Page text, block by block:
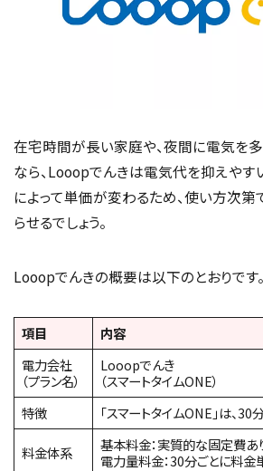
在宅時間が長い家庭や、夜間に電気を
なら、Looopでんきは電気代を抑えやす
によって単価が変わるため、使い方次
らせるでしょう。
Looopでんきの概要は以下のとおりです。
項目
内容
電力会社
（プラン名）
Looopでんき
（スマートタイムONE）
特徴
「スマートタイムONE」は、
料金体系
基本料金：実質的な固定費あ
電力量料金：30分ごとに料金